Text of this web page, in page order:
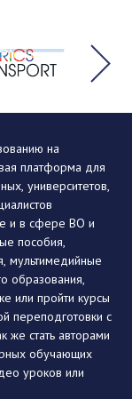
на
платформа для
университетов,
и в сфере ВО и
пособия,
мультимедийные
образования,
или пройти курсы
переподготовки с
же стать авторами
обучающих
уроков или